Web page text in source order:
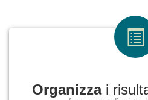
Organizzai